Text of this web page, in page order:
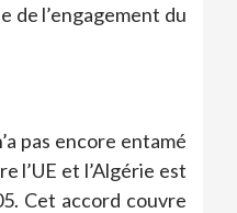
de l’engagement du
pas encore entamé
l’UE et l’Algérie est
Cet accord couvre